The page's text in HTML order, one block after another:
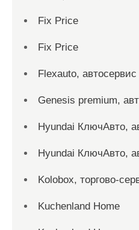
Fix Price
Fix Price
Flexauto, автосервис
Genesis premium,
Hyundai КлючАвто,
Hyundai КлючАвто,
Kolobox, торгово-
Kuchenland Home